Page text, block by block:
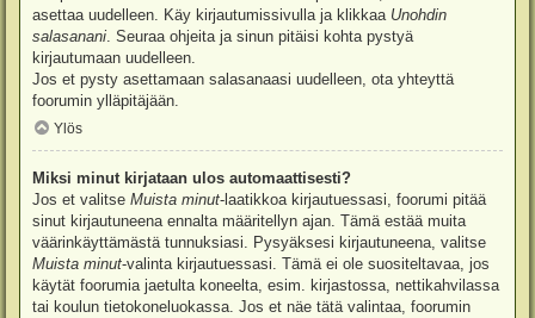
asettaa uudelleen. Käy kirjautumissivulla ja klikkaa Unohdin
salasanani . Seuraa ohjeita ja sinun pitäisi kohta pystyä
kirjautumaan uudelleen.
Jos et pysty asettamaan salasanaasi uudelleen, ota yhteyttä
foorumin ylläpitäjään.
Ylös
Miksi minut kirjataan ulos automaattisesti?
Jos et valitse Muista minut-laatikkoa kirjautuessasi, foorumi pitää
sinut kirjautuneena ennalta määritellyn ajan. Tämä estää muita
väärinkäyttämästä tunnuksiasi. Pysyäksesi kirjautuneena, valitse
Muista minut-valinta kirjautuessasi. Tämä ei ole suositeltavaa, jos
käytät foorumia jaetulta koneelta, esim. kirjastossa, nettikahvilassa
tai koulun tietokoneluokassa. Jos et näe tätä valintaa, foorumin